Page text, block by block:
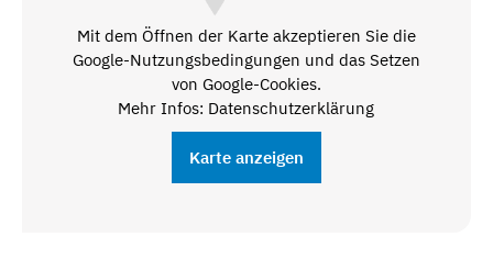
Mit dem Öffnen der Karte akzeptieren Sie die
Google-Nutzungsbedingungen und das Setzen
von Google-Cookies.
Mehr Infos: Datenschutzerklärung
Karte anzeigen